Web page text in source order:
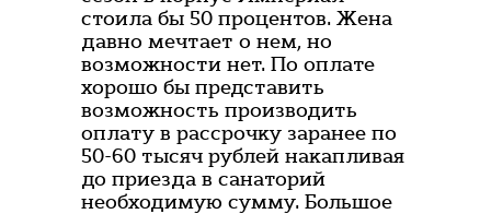
стоила бы 50 процентов. Жена
давно мечтает о нем, но
возможности нет. По оплате
хорошо бы представить
возможность производить
оплату в рассрочку заранее по
50-60 тысяч рублей накапливая
до приезда в санаторий
необходимую сумму. Большое